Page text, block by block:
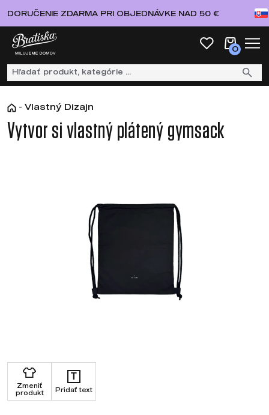
DORUČENIE ZDARMA PRI OBJEDNÁVKE NAD 50 €
0
- Vlastný Dizajn
Vytvor si vlastný plátený gymsack
Zmeniť
produkt
T
Pridať text